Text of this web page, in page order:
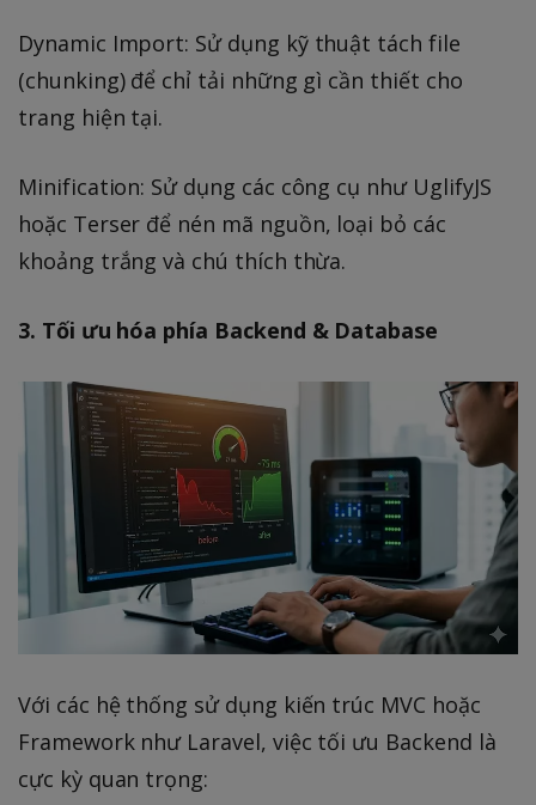
Dynamic Import: Sử dụng kỹ thuật tách file
(chunking) để chỉ tải những gì cần thiết cho
trang hiện tại.
Minification: Sử dụng các công cụ như UglifyJS
hoặc Terser để nén mã nguồn, loại bỏ các
khoảng trắng và chú thích thừa.
3. Tối ưu hóa phía Backend & Database
Với các hệ thống sử dụng kiến trúc MVC hoặc
Framework như Laravel, việc tối ưu Backend là
cực kỳ quan trọng: